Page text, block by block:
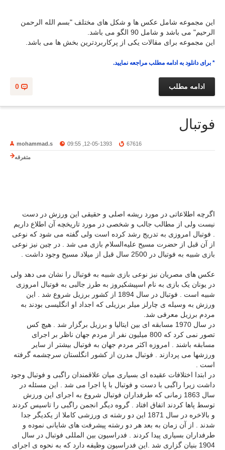
این مجموعه شامل عکس ها و شکل های مختلف "بسم الله الرحمن
الرحیم" می باشد و شامل 90 الگو می باشد.
این مجموعه برای مقالات یکی از پرکاربردترین بخش ها می باشد.
* برای دانلود به ادامه مطلب مراجعه نمایید.
0 ادامه مطلب
فوتبال
mohammad.s 12-05-1393, 09:55 67616
متفرقه
اگرچه اطلاعاتی در مورد ریشه اصلی و حقیقی این ورزش در دست
نیست ولی از مطالب جالب و شخصی در مورد تاریخچه آن اطلاع داریم
. فوتبال امروزی به تدریج رشد کرده است ولی گفته می شود که نوعی
از آن قبل از حضرت مسیح علیه‌السلام بازی می شد . در چین نیز نوعی
بازی شبیه به فوتبال در 2500 سال قبل از میلاد مسیح وجود داشت .
عکس های مصریان نیز نوعی بازی شبیه به فوتبال را نشان می دهد ولی
در یونان یک بازی به نام اسپیشکیروز به طرز جالبی به فوتبال امروزی
شبیه است . فوتبال در سال 1894 از کشور برزیل شروع شد . این
ورزش به وسیله ی چارلز میلر برزیلی که اجداد او انگلیسی بودند به
مردم برزیل معرفی شد.
در سال 1970 مسابقه ای بین ایتالیا و برزیل برگزار شد . هیچ کس
تصور نمی کرد که 800 میلیون نفر از مردم جهان ناظر بر اجرای
مسابقه باشند . امروزه اکثر مردم جهان به فوتبال بیشتر از سایر
ورزشها می پردازند . فوتبال مدرن از کشور انگلستان سرچشمه گرفته
است .
در ابتدا اختلافات عقیده ای بسیاری میان علاقمندان راگبی و فوتبال وجود
داشت زیرا راگبی با دست و فوتبال با پا اجرا می شد . این مسئله در
سال 1863 زمانی که طرفداران فوتبال شروع به اجرای این ورزش
توسط پاها کردند اتفاق افتاد . گروه دیگر انجمن راگبی را تاسیس کردند
و بالاخره در سال 1871 این دو رشته ی ورزشی کاملا از یکدیگر جدا
شدند . از آن زمان به بعد هر دو رشته پیشرفت های شایانی نموده و
طرفداران بسیاری پیدا کردند . فدراسیون بین المللی فوتبال در سال
1904 بنیان گزاری شد .این فدراسیون وظیفه دارد که به نحوه ی اجرای